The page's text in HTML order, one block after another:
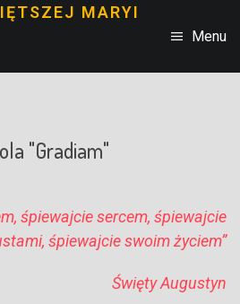
MARYI
Menu
"Gradiam"
śpiewajcie sercem, śpiewajcie
śpiewajcie swoim życiem”
Święty Augustyn